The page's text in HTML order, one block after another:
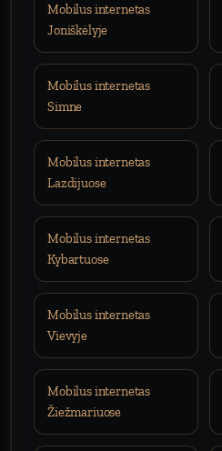
Mobilus internetas
Joniškėlyje
Mobilus internetas
Simne
Mobilus internetas
Lazdijuose
Mobilus internetas
Kybartuose
Mobilus internetas
Vievyje
Mobilus internetas
Žiežmariuose